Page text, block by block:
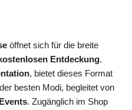
öffnet sich für die breite
Entdeckung.
, bietet dieses Format
der besten Modi, begleitet von
Events. Zugänglich im Shop